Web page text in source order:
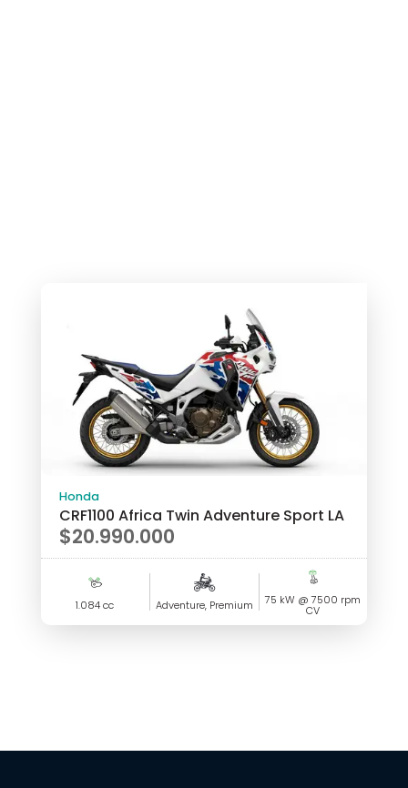
Honda
CRF1100 Africa Twin Adventure Sport LA
$20.990.000
1.084 cc Adventure, Premium 75 kW @ 7500 rpm
CV